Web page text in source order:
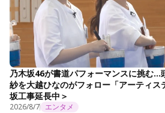
乃木坂46が書道パフォーマンスに挑む…
紗を大越ひなのがフォロー「アーティス
坂工事延長中＞
2026/8/7 エンタメ